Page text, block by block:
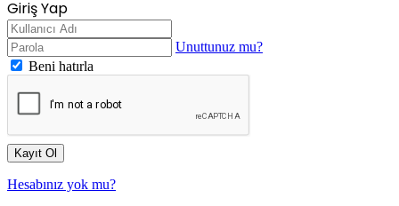
Giriş Yap
Unuttunuz mu?
Beni hatırla
Kayıt Ol
Hesabınız yok mu?